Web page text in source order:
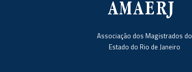
Associação dos Magistrados do
Estado do Rio de Janeiro